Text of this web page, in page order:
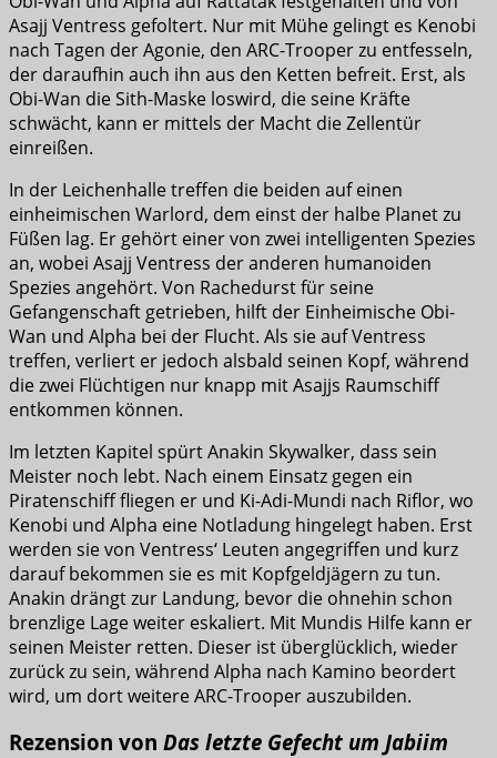
Asajj Ventress gefoltert. Nur mit Mühe gelingt es Kenobi
nach Tagen der Agonie, den ARC-Trooper zu entfesseln,
der daraufhin auch ihn aus den Ketten befreit. Erst, als
Obi-Wan die Sith-Maske loswird, die seine Kräfte
schwächt, kann er mittels der Macht die Zellentür
einreißen.
In der Leichenhalle treffen die beiden auf einen
einheimischen Warlord, dem einst der halbe Planet zu
Füßen lag. Er gehört einer von zwei intelligenten Spezies
an, wobei Asajj Ventress der anderen humanoiden
Spezies angehört. Von Rachedurst für seine
Gefangenschaft getrieben, hilft der Einheimische Obi-
Wan und Alpha bei der Flucht. Als sie auf Ventress
treffen, verliert er jedoch alsbald seinen Kopf, während
die zwei Flüchtigen nur knapp mit Asajjs Raumschiff
entkommen können.
Im letzten Kapitel spürt Anakin Skywalker, dass sein
Meister noch lebt. Nach einem Einsatz gegen ein
Piratenschiff fliegen er und Ki-Adi-Mundi nach Riflor, wo
Kenobi und Alpha eine Notladung hingelegt haben. Erst
werden sie von Ventress‘ Leuten angegriffen und kurz
darauf bekommen sie es mit Kopfgeldjägern zu tun.
Anakin drängt zur Landung, bevor die ohnehin schon
brenzlige Lage weiter eskaliert. Mit Mundis Hilfe kann er
seinen Meister retten. Dieser ist überglücklich, wieder
zurück zu sein, während Alpha nach Kamino beordert
wird, um dort weitere ARC-Trooper auszubilden.
Rezension von Das letzte Gefecht um Jabiim